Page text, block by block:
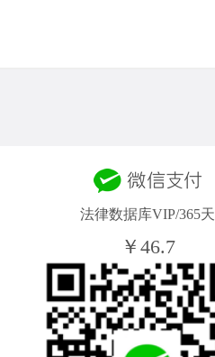
法律数据库VIP/365天
￥46.7